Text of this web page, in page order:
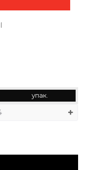
упак.